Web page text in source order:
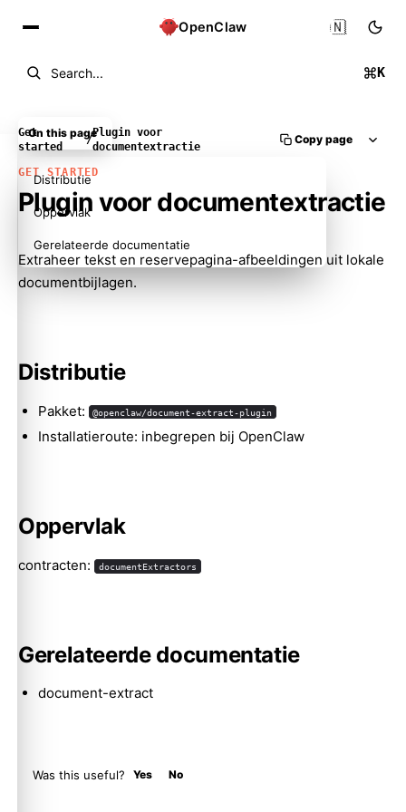
OpenClaw
Search... K
🇳🇱
Get
started
/
Plugin voor
documentextractie
Copy page
GET STARTED
Plugin voor documentextractie
Extraheer tekst en reservepagina-afbeeldingen uit lokale
documentbijlagen.
Distributie
Pakket: @openclaw/document-extract-plugin
Installatieroute: inbegrepen bij OpenClaw
Oppervlak
contracten: documentExtractors
Gerelateerde documentatie
document-extract
Was this useful? Yes No
On this page
Distributie
Oppervlak
Gerelateerde documentatie